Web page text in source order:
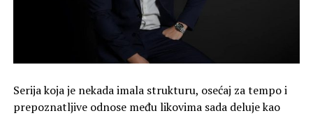
Serija koja je nekada imala strukturu, osećaj za tempo i
prepoznatljive odnose među likovima sada deluje kao